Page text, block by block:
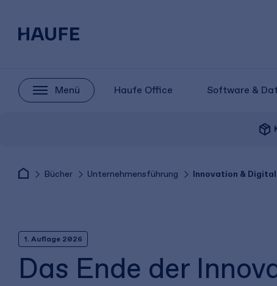
Menü Haufe Office Software &
package_2
Bücher Unternehmensführung Innovation &
1. Auflage 2026
Das Ende der